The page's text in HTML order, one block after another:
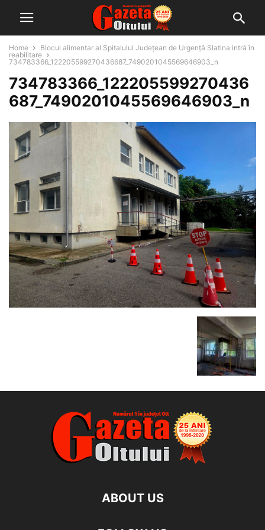
Home
Blocul alimentar al Spitalului Județean de Urgență Slatina intră în
reabilitare
734783366_122205599270436687_7490201045569646903_n
734783366_122205599270436
687_7490201045569646903_n
ABOUT US